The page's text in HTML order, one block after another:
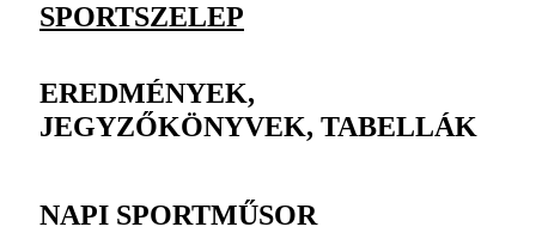
SPORTSZELEP
EREDMÉNYEK,
JEGYZŐKÖNYVEK, TABELLÁK
NAPI SPORTMŰSOR